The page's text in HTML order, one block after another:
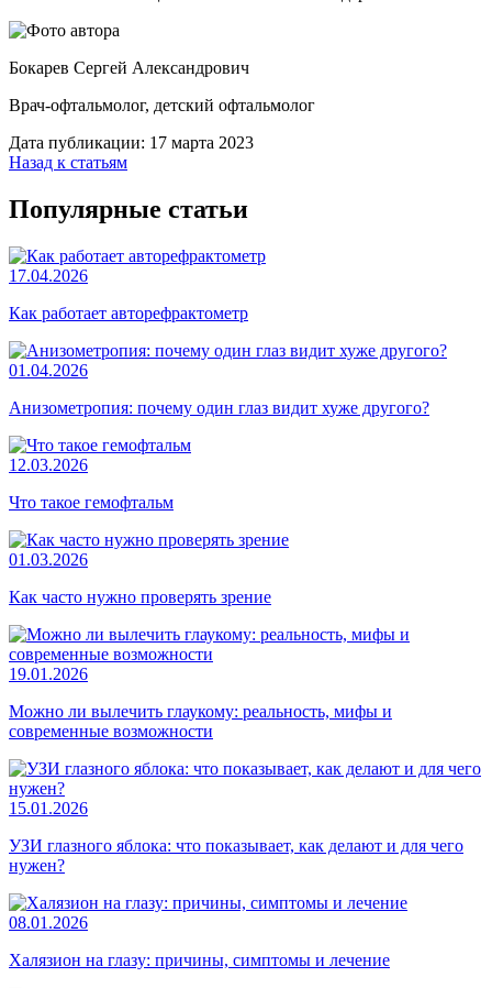
Бокарев Сергей Александрович
Врач-офтальмолог, детский офтальмолог
Дата публикации: 17 марта 2023
Назад к статьям
Популярные статьи
17.04.2026
Как работает авторефрактометр
01.04.2026
Анизометропия: почему один глаз видит хуже другого?
12.03.2026
Что такое гемофтальм
01.03.2026
Как часто нужно проверять зрение
19.01.2026
Можно ли вылечить глаукому: реальность, мифы и
современные возможности
15.01.2026
УЗИ глазного яблока: что показывает, как делают и для чего
нужен?
08.01.2026
Халязион на глазу: причины, симптомы и лечение